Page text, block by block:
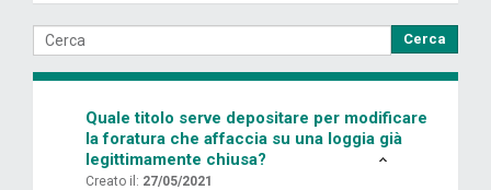
Cerca
Quale titolo serve depositare per modificare
la foratura che affaccia su una loggia già
legittimamente chiusa?
Creato il: 27/05/2021